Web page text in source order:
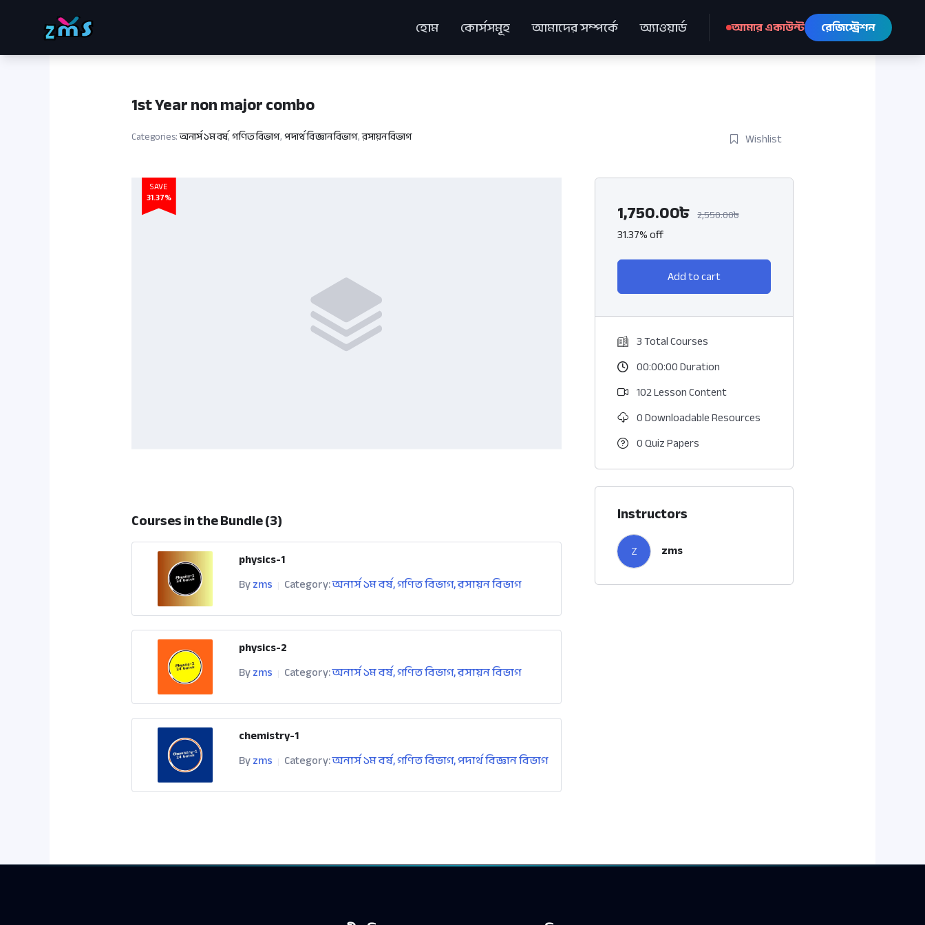
হোম কোর্সসমূহ আমাদের সম্পর্কে অ্যাওয়ার্ড আমার একাউন্ট রেজিস্ট্রেশন
1st Year non major combo
Categories:অনার্স ১ম বর্ষ,গণিত বিভাগ,পদার্থ বিজ্ঞান বিভাগ,রসায়ন বিভাগ Wishlist
SAVE
31.37%
Courses in the Bundle (3)
physics-1
Byzms Category:অনার্স ১ম বর্ষ,গণিত বিভাগ,রসায়ন বিভাগ
physics-2
Byzms Category:অনার্স ১ম বর্ষ,গণিত বিভাগ,রসায়ন বিভাগ
chemistry-1
Byzms Category:অনার্স ১ম বর্ষ,গণিত বিভাগ,পদার্থ বিজ্ঞান বিভাগ
1,750.00৳ 2,550.00৳
31.37% off
Add to cart
3 Total Courses
00:00:00 Duration
102 Lesson Content
0 Downloadable Resources
0 Quiz Papers
Instructors
Z zms